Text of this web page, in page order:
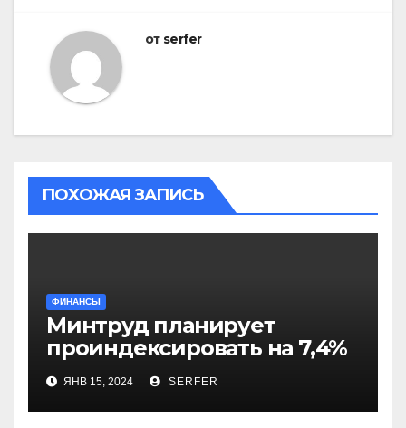
от serfer
ПОХОЖАЯ ЗАПИСЬ
ФИНАНСЫ
Минтруд планирует
проиндексировать на 7,4%
более 40 выплат и
компенсаций
ЯНВ 15, 2024 SERFER